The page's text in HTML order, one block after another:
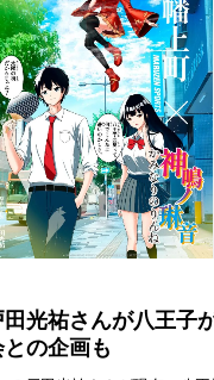
光祐さんが八王子
の企画も